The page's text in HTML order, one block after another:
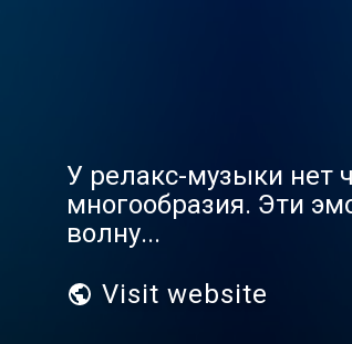
У релакс-музыки нет
многообразия. Эти
волну...
Visit website